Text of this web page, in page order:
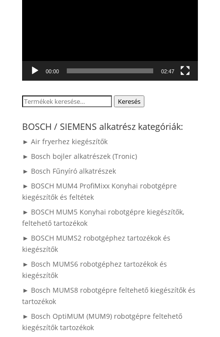
00:00 02:47
Keresés
következőre:
Keresés
BOSCH / SIEMENS alkatrész kategóriák:
► Air fryerhez kiegészítők
► Bosch bojler alkatrészek (Tronic)
► Bosch Fűnyíró alkatrészek
► BOSCH MUM4 ProfiMixx Konyhai robotgépre
kiegészítők és feltétek
► BOSCH MUM5 Konyhai robotgépre kiegészítők,
feltehető tartozékok
► BOSCH MUMS2 robotgéphez tartozékok és
kiegészítők
► Bosch MUMS6 robotgéphez tartozékok és
kiegészítők
► Bosch MUMS8 robotgépre feltehető kiegészítők és
tartozékok
► Bosch OptiMUM (MUM9) robotgépre feltehető
kiegészítők tartozékok